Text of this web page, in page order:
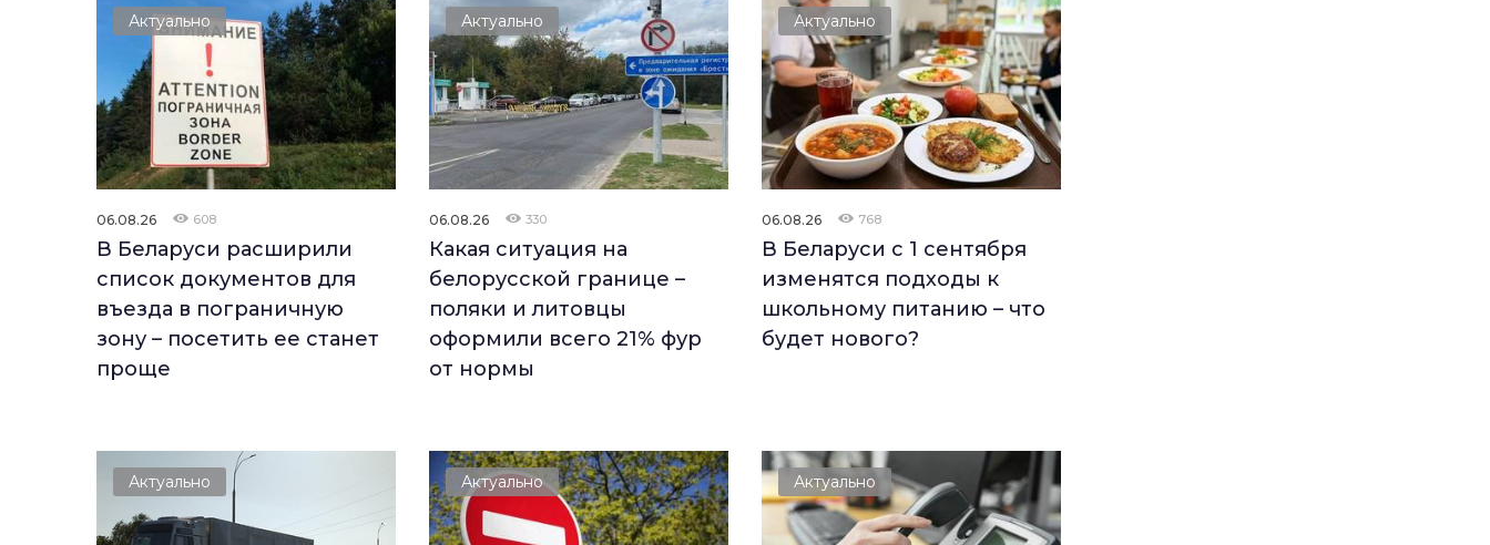
Актуально
06.08.26 608
В Беларуси расширили
список документов для
въезда в пограничную
зону – посетить ее станет
проще
Актуально
06.08.26 330
Какая ситуация на
белорусской границе –
поляки и литовцы
оформили всего 21% фур
от нормы
Актуально
06.08.26 768
В Беларуси с 1 сентября
изменятся подходы к
школьному питанию – что
будет нового?
Актуально Актуально Актуально